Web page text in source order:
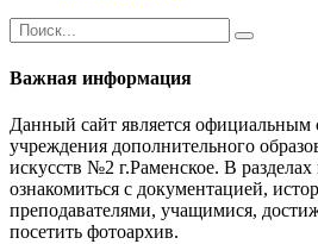
Важная информация
Данный сайт является
учреждения дополнительного
искусств №2 г.Раменское. В
ознакомиться с документацией,
преподавателями, учащимися,
посетить фотоархив.